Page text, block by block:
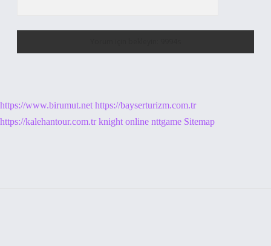
https://www.birumut.net https://bayserturizm.com.tr
https://kalehantour.com.tr knight online nttgame Sitemap